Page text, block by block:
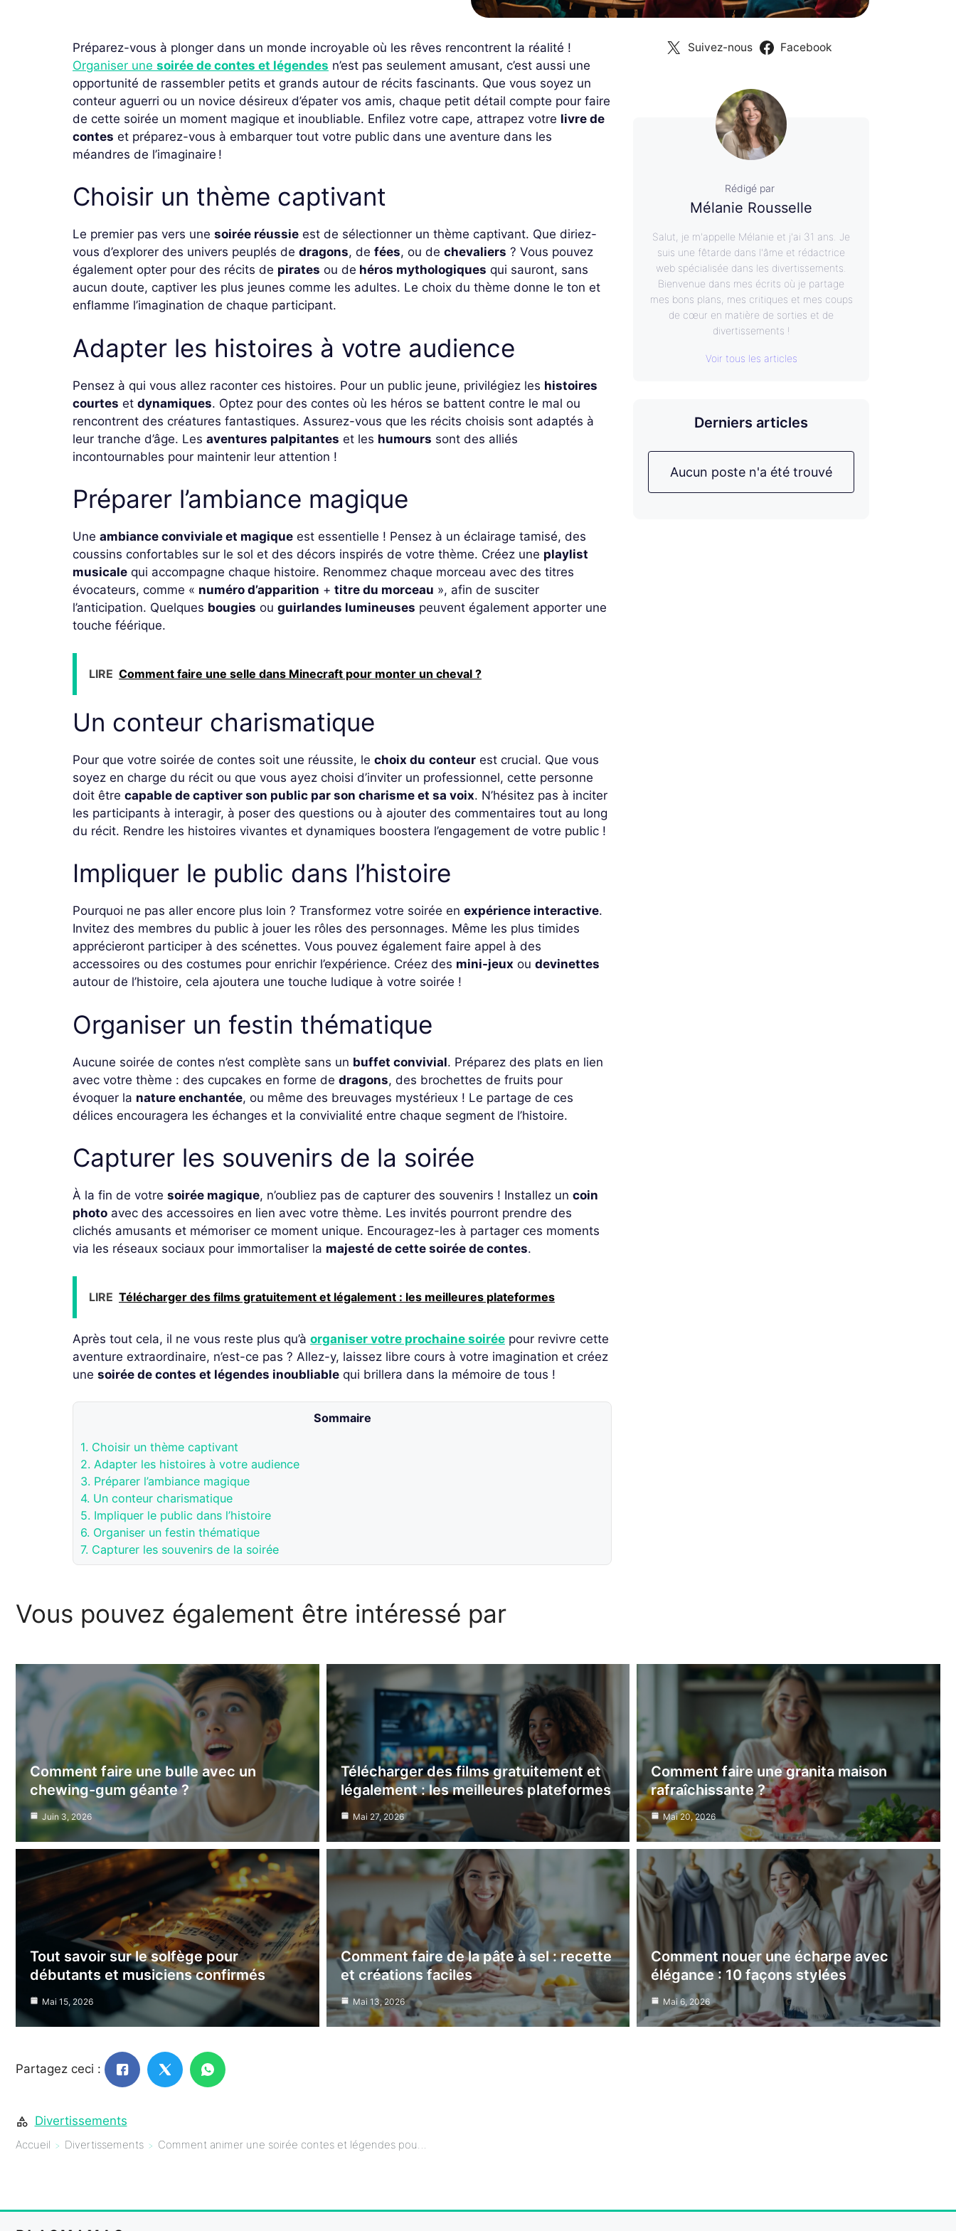
Préparez-vous à plonger dans un monde incroyable où les rêves rencontrent la réalité !
Organiser une soirée de contes et légendes n’est pas seulement amusant, c’est aussi une
opportunité de rassembler petits et grands autour de récits fascinants. Que vous soyez un
conteur aguerri ou un novice désireux d’épater vos amis, chaque petit détail compte pour faire
de cette soirée un moment magique et inoubliable. Enfilez votre cape, attrapez votre livre de
contes et préparez-vous à embarquer tout votre public dans une aventure dans les
méandres de l’imaginaire !
Choisir un thème captivant
Le premier pas vers une soirée réussie est de sélectionner un thème captivant. Que diriez-
vous d’explorer des univers peuplés de dragons, de fées, ou de chevaliers ? Vous pouvez
également opter pour des récits de pirates ou de héros mythologiques qui sauront, sans
aucun doute, captiver les plus jeunes comme les adultes. Le choix du thème donne le ton et
enflamme l’imagination de chaque participant.
Adapter les histoires à votre audience
Pensez à qui vous allez raconter ces histoires. Pour un public jeune, privilégiez les histoires
courtes et dynamiques. Optez pour des contes où les héros se battent contre le mal ou
rencontrent des créatures fantastiques. Assurez-vous que les récits choisis sont adaptés à
leur tranche d’âge. Les aventures palpitantes et les humours sont des alliés
incontournables pour maintenir leur attention !
Préparer l’ambiance magique
Une ambiance conviviale et magique est essentielle ! Pensez à un éclairage tamisé, des
coussins confortables sur le sol et des décors inspirés de votre thème. Créez une playlist
musicale qui accompagne chaque histoire. Renommez chaque morceau avec des titres
évocateurs, comme « numéro d’apparition + titre du morceau », afin de susciter
l’anticipation. Quelques bougies ou guirlandes lumineuses peuvent également apporter une
touche féérique.
LIRE Comment faire une selle dans Minecraft pour monter un cheval ?
Un conteur charismatique
Pour que votre soirée de contes soit une réussite, le choix du conteur est crucial. Que vous
soyez en charge du récit ou que vous ayez choisi d’inviter un professionnel, cette personne
doit être capable de captiver son public par son charisme et sa voix. N’hésitez pas à inciter
les participants à interagir, à poser des questions ou à ajouter des commentaires tout au long
du récit. Rendre les histoires vivantes et dynamiques boostera l’engagement de votre public !
Impliquer le public dans l’histoire
Pourquoi ne pas aller encore plus loin ? Transformez votre soirée en expérience interactive.
Invitez des membres du public à jouer les rôles des personnages. Même les plus timides
apprécieront participer à des scénettes. Vous pouvez également faire appel à des
accessoires ou des costumes pour enrichir l’expérience. Créez des mini-jeux ou devinettes
autour de l’histoire, cela ajoutera une touche ludique à votre soirée !
Organiser un festin thématique
Aucune soirée de contes n’est complète sans un buffet convivial. Préparez des plats en lien
avec votre thème : des cupcakes en forme de dragons, des brochettes de fruits pour
évoquer la nature enchantée, ou même des breuvages mystérieux ! Le partage de ces
délices encouragera les échanges et la convivialité entre chaque segment de l’histoire.
Capturer les souvenirs de la soirée
À la fin de votre soirée magique, n’oubliez pas de capturer des souvenirs ! Installez un coin
photo avec des accessoires en lien avec votre thème. Les invités pourront prendre des
clichés amusants et mémoriser ce moment unique. Encouragez-les à partager ces moments
via les réseaux sociaux pour immortaliser la majesté de cette soirée de contes.
LIRE Télécharger des films gratuitement et légalement : les meilleures plateformes
Après tout cela, il ne vous reste plus qu’à organiser votre prochaine soirée pour revivre cette
aventure extraordinaire, n’est-ce pas ? Allez-y, laissez libre cours à votre imagination et créez
une soirée de contes et légendes inoubliable qui brillera dans la mémoire de tous !
Sommaire
1. Choisir un thème captivant
2. Adapter les histoires à votre audience
3. Préparer l’ambiance magique
4. Un conteur charismatique
5. Impliquer le public dans l’histoire
6. Organiser un festin thématique
7. Capturer les souvenirs de la soirée
Suivez-nous Facebook
Rédigé par
Mélanie Rousselle
Salut, je m'appelle Mélanie et j'ai 31 ans. Je
suis une fêtarde dans l'âme et rédactrice
web spécialisée dans les divertissements.
Bienvenue dans mes écrits où je partage
mes bons plans, mes critiques et mes coups
de cœur en matière de sorties et de
divertissements !
Voir tous les articles
Derniers articles
Aucun poste n'a été trouvé
Vous pouvez également être intéressé par
Comment faire une bulle avec un
chewing-gum géante ?
Juin 3, 2026
Télécharger des films gratuitement et
légalement : les meilleures plateformes
Mai 27, 2026
Comment faire une granita maison
rafraîchissante ?
Mai 20, 2026
Tout savoir sur le solfège pour
débutants et musiciens confirmés
Mai 15, 2026
Comment faire de la pâte à sel : recette
et créations faciles
Mai 13, 2026
Comment nouer une écharpe avec
élégance : 10 façons stylées
Mai 6, 2026
Partagez ceci :
Divertissements
Accueil Divertissements Comment animer une soirée contes et légendes pour petits et grands ?